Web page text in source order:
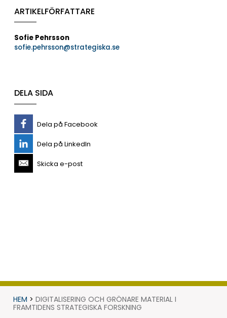
ARTIKELFÖRFATTARE
Sofie Pehrsson
sofie.pehrsson@strategiska.se
DELA SIDA
Dela på Facebook
Dela på LinkedIn
Skicka e-post
HEM > DIGITALISERING OCH GRÖNARE MATERIAL I
FRAMTIDENS STRATEGISKA FORSKNING